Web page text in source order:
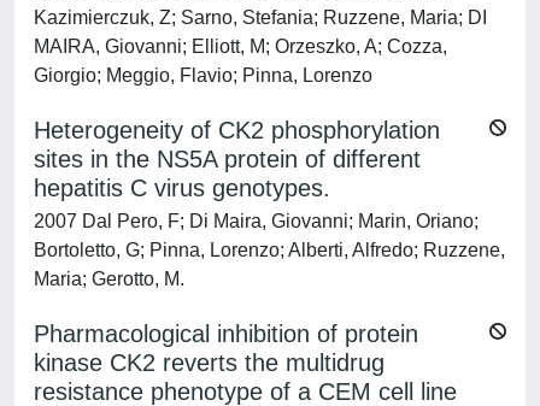
Kazimierczuk, Z; Sarno, Stefania; Ruzzene, Maria; DI
MAIRA, Giovanni; Elliott, M; Orzeszko, A; Cozza,
Giorgio; Meggio, Flavio; Pinna, Lorenzo
Heterogeneity of CK2 phosphorylation
sites in the NS5A protein of different
hepatitis C virus genotypes.
2007 Dal Pero, F; Di Maira, Giovanni; Marin, Oriano;
Bortoletto, G; Pinna, Lorenzo; Alberti, Alfredo; Ruzzene,
Maria; Gerotto, M.
Pharmacological inhibition of protein
kinase CK2 reverts the multidrug
resistance phenotype of a CEM cell line